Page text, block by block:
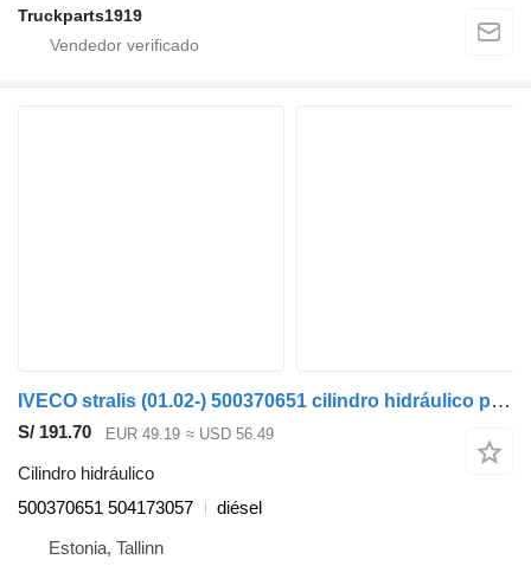
Truckparts1919
IVECO stralis (01.02-) 500370651 cilindro hidráulico para IVECO Stralis, Trakker (2002-) cabeza tractora
S/ 191.70 EUR 49.19 ≈ USD 56.49
Cilindro hidráulico
500370651 504173057
diésel
Estonia, Tallinn